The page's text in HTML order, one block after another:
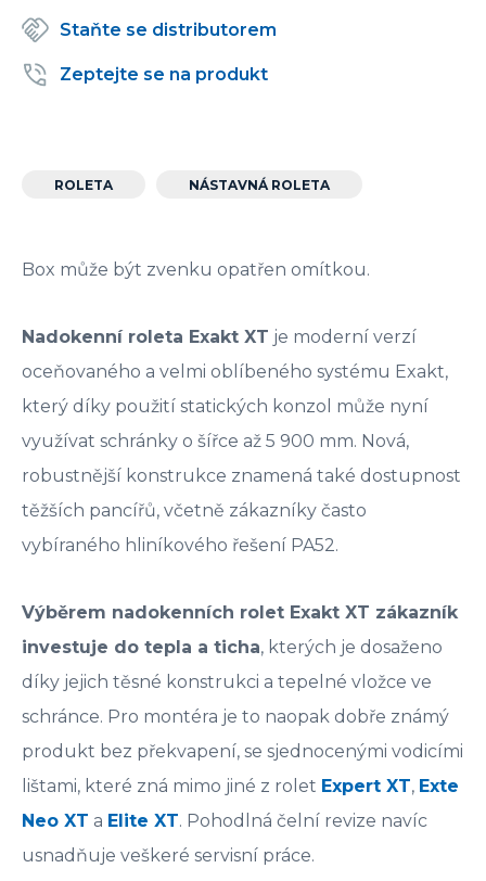
Staňte se distributorem
Zeptejte se na produkt
ROLETA NÁSTAVNÁ ROLETA
Box může být zvenku opatřen omítkou.
Nadokenní roleta Exakt XT je moderní verzí
oceňovaného a velmi oblíbeného systému Exakt,
který díky použití statických konzol může nyní
využívat schránky o šířce až 5 900 mm. Nová,
robustnější konstrukce znamená také dostupnost
těžších pancířů, včetně zákazníky často
vybíraného hliníkového řešení PA52.
Výběrem nadokenních rolet Exakt XT zákazník
investuje do tepla a ticha, kterých je dosaženo
díky jejich těsné konstrukci a tepelné vložce ve
schránce. Pro montéra je to naopak dobře známý
produkt bez překvapení, se sjednocenými vodicími
lištami, které zná mimo jiné z rolet Expert XT, Exte
Neo XT a Elite XT. Pohodlná čelní revize navíc
usnadňuje veškeré servisní práce.